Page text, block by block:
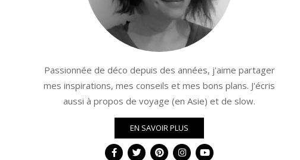
Passionnée de déco depuis des années, j'aime partager
mes inspirations, mes conseils et mes bons plans. J'écris
aussi à propos de voyage (en Asie) et de slow.
EN SAVOIR PLUS